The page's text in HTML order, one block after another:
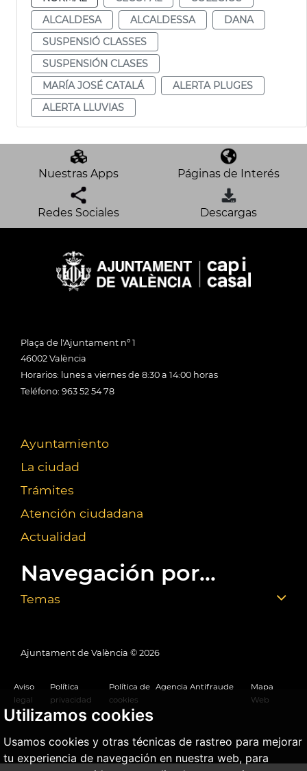
Utilizamos cookies
Usamos cookies y otras técnicas de rastreo para mejorar
tu experiencia de navegación en nuestra web, para
ALCALDESA
ALCALDESSA
DANA
SUSPENSIÓ CLASSES
SUSPENSIÓN CLASES
MARÍA JOSÉ CATALÁ
ALERTA PLUGES
ALERTA LLUVIAS
Nuestras Apps Páginas de Interés
Redes Sociales Descargas
Plaça de l'Ajuntament nº 1
46002 València
Horarios: lunes a viernes de 8:30 a 14:00 horas
Teléfono: 963 52 54 78
Ayuntamiento
La ciudad
Trámites
Atención ciudadana
Actualidad
Navegación por...
Temas
Ajuntament de València © 2026
Aviso
legal
Política
privacidad
Política de
cookies
Agencia Antifraude
Mapa
Web